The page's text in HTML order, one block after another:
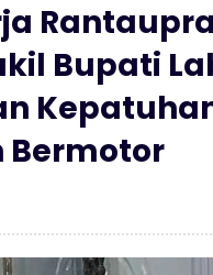
Bupati
Bermotor